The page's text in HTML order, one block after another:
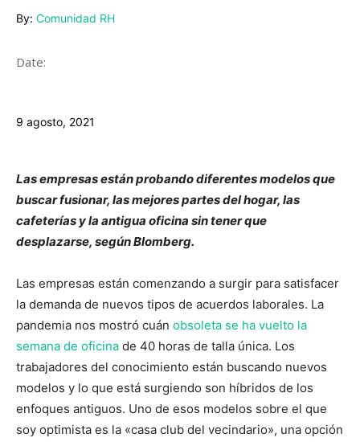
By: Comunidad RH
Date:
9 agosto, 2021
Las empresas están probando diferentes modelos que
buscar fusionar, las mejores partes del hogar, las
cafeterías y la antigua oficina sin tener que
desplazarse, según Blomberg.
Las empresas están comenzando a surgir para satisfacer
la demanda de nuevos tipos de acuerdos laborales. La
pandemia nos mostró cuán obsoleta se ha vuelto la
semana de oficina de 40 horas de talla única. Los
trabajadores del conocimiento están buscando nuevos
modelos y lo que está surgiendo son híbridos de los
enfoques antiguos. Uno de esos modelos sobre el que
soy optimista es la «casa club del vecindario», una opción